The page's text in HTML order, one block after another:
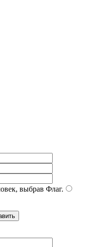
выбрав Флаг.